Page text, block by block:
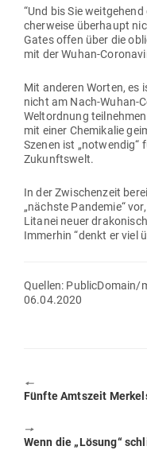
“Und bis Sie
cher­weise über­haupt
Gates offen über die
mit der Wuhan-
Mit anderen Worten, es
nicht am Nach-Wuhan-
Welt­ordnung
mit einer Che­mi­kalie
Szenen ist „not­wendig“
Zukunftswelt.
In der Zwi­schenzeit
„nächste Pan­demie“
Litanei neuer
Immerhin “denkt er viel
Quellen: PublicDomain/
06.04.2020
🠔
Previous
Fünfte Amtszeit
🠖
Next
Wenn die „Lösung“